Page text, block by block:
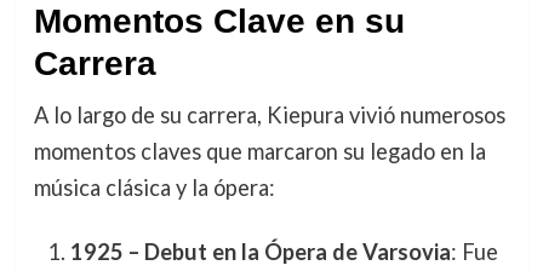
Momentos Clave en su
Carrera
A lo largo de su carrera, Kiepura vivió numerosos
momentos claves que marcaron su legado en la
música clásica y la ópera:
1925 – Debut en la Ópera de Varsovia: Fue